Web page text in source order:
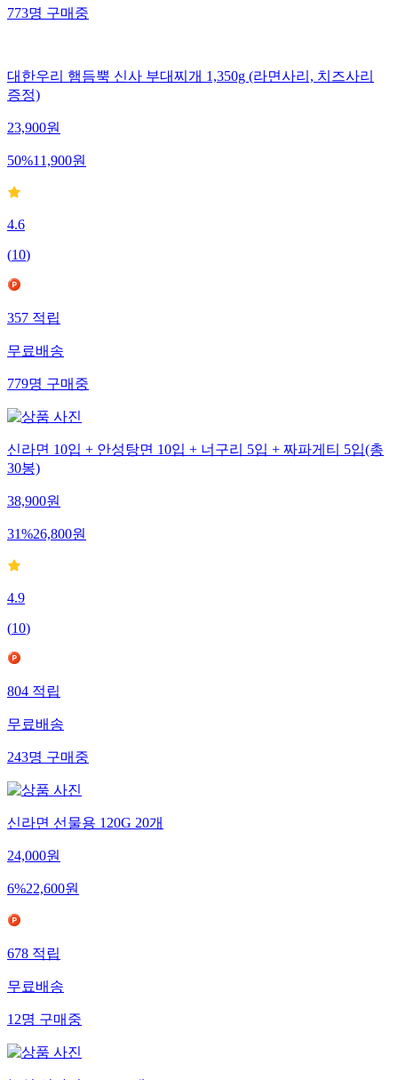
773명구매중
대한우리 햄듬뿍 신사 부대찌개 1,350g (라면사리, 치즈사리
증정)
23,900원
50%11,900원
4.6
(10)
357적립
무료배송
779명구매중
신라면 10입 + 안성탕면 10입 + 너구리 5입 + 짜파게티 5입(총
30봉)
38,900원
31%26,800원
4.9
(10)
804적립
무료배송
243명구매중
신라면 선물용 120G 20개
24,000원
6%22,600원
678적립
무료배송
12명구매중